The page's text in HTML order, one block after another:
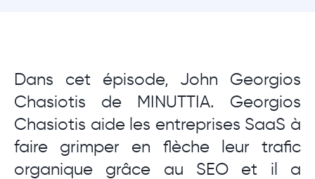
Dans cet épisode, John Georgios
Chasiotis de MINUTTIA. Georgios
Chasiotis aide les entreprises SaaS à
faire grimper en flèche leur trafic
organique grâce au SEO et il a